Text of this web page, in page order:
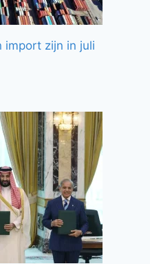
import zijn in juli